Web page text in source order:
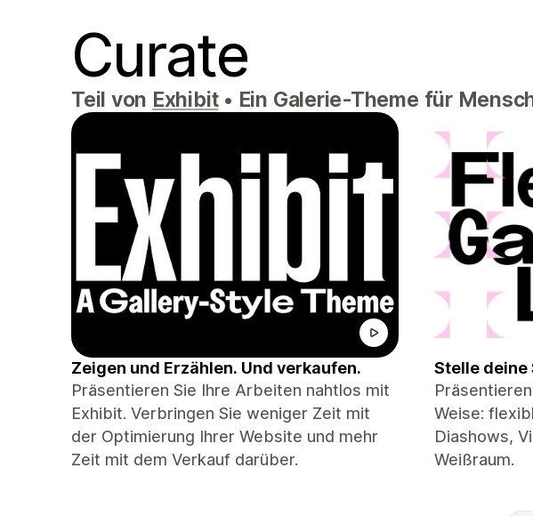
Curate
Teil von Exhibit • Ein Galerie-Theme für
Zeigen und Erzählen. Und verkaufen.
Präsentieren Sie Ihre Arbeiten nahtlos mit
Exhibit. Verbringen Sie weniger Zeit mit
der Optimierung Ihrer Website und mehr
Zeit mit dem Verkauf darüber.
Stelle deine
Weise:
Diashows,
Weißraum.